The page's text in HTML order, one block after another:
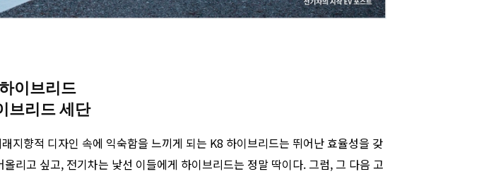
이브리드
브리드 세단
지향적 디자인 속에 익숙함을 느끼게 되는 K8 하이브리드는 뛰어난 효율성을 갖
리고 싶고, 전기차는 낯선 이들에게 하이브리드는 정말 딱이다. 그럼, 그 다음 고